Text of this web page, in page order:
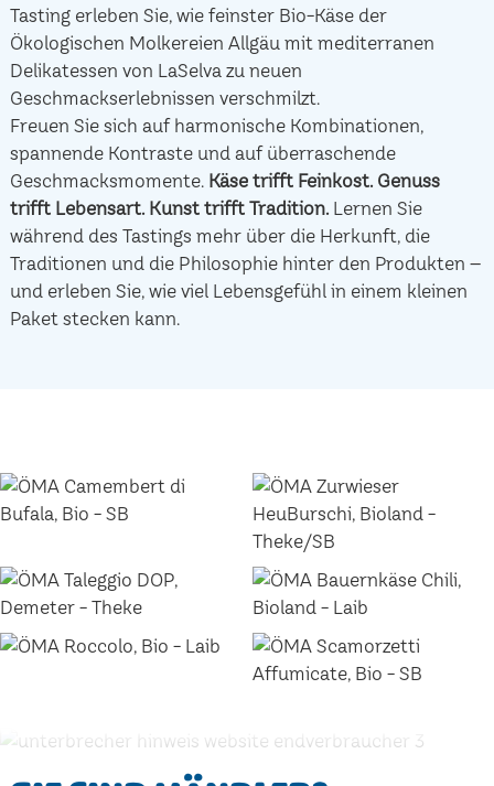
Tasting erleben Sie, wie feinster Bio-Käse der
Ökologischen Molkereien Allgäu mit mediterranen
Delikatessen von LaSelva zu neuen
Geschmackserlebnissen verschmilzt.
Freuen Sie sich auf harmonische Kombinationen,
spannende Kontraste und auf überraschende
Geschmacksmomente. Käse trifft Feinkost. Genuss
trifft Lebensart. Kunst trifft Tradition.Lernen Sie
während des Tastings mehr über die Herkunft, die
Traditionen und die Philosophie hinter den Produkten –
und erleben Sie, wie viel Lebensgefühl in einem kleinen
Paket stecken kann.